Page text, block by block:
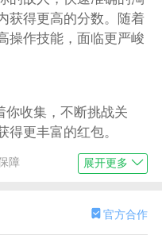
获得更高的分数。随着
操作技能，面临更严峻
你收集，不断挑战关
更丰富的红包。
你收集，不断挑战关
家竞争，看谁完成更多
包就越多。
障 展开更多
官方合作